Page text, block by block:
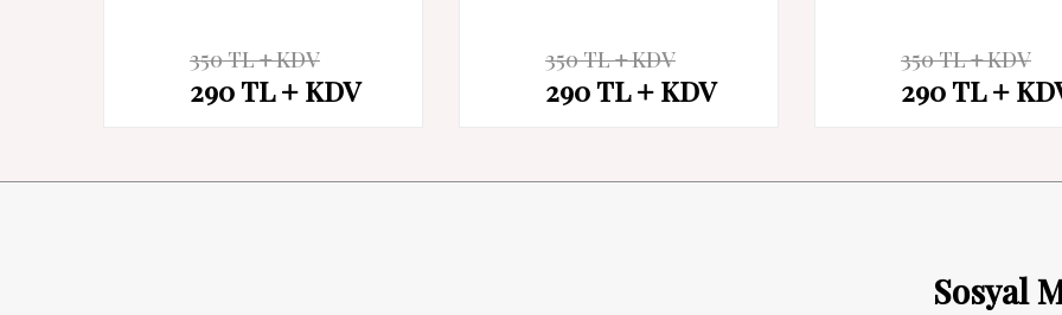
350TL KDV
290TL KDV
350TL KDV
290TL KDV
350TL KDV
290TL
Sosyal